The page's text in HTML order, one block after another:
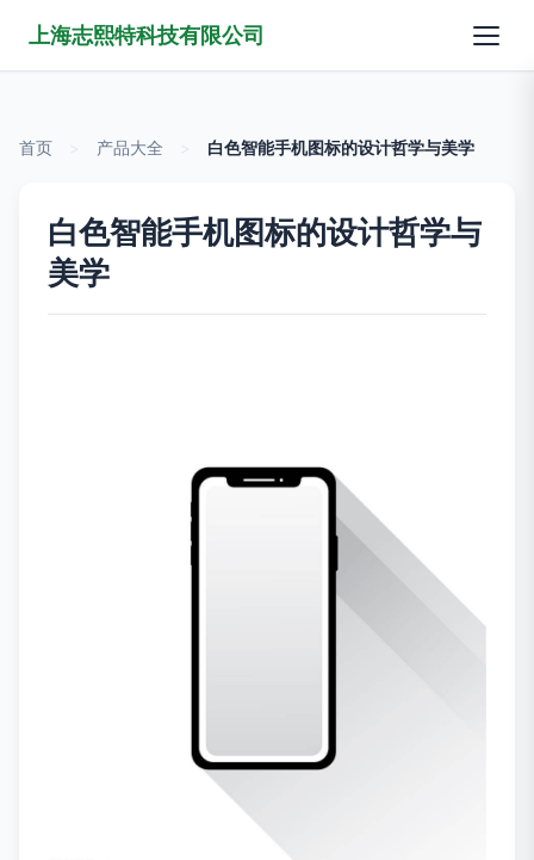
上海志熙特科技有限公司
首页 产品大全 白色智能手机图标的设计哲学与美学
白色智能手机图标的设计哲学与
美学